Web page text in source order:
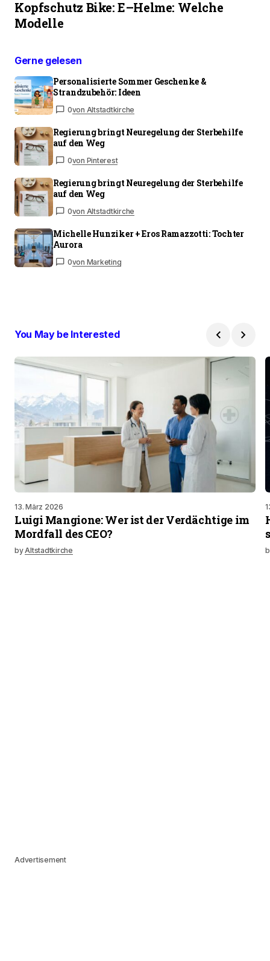
Kopfschutz Bike: E–Helme: Welche
Modelle
Gerne gelesen
Personalisierte Sommer Geschenke &
Strandzubehör: Ideen
0von Altstadtkirche
Regierung bringt Neuregelung der Sterbehilfe
auf den Weg
0von Pinterest
Regierung bringt Neuregelung der Sterbehilfe
auf den Weg
0von Altstadtkirche
Michelle Hunziker + Eros Ramazzotti: Tochter
Aurora
0von Marketing
You May be Interested
13. März 2026
Luigi Mangione: Wer ist der Verdächtige im
Mordfall des CEO?
byAltstadtkirche
Advertisement